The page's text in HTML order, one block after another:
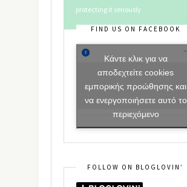
protecting it seriously
FIND US ON FACEBOOK
Κάντε κλικ για να
αποδεχτείτε cookies
εμπορικής προώθησης και
να ενεργοποιήσετε αυτό το
περιεχόμενο
FOLLOW ON BLOGLOVIN’